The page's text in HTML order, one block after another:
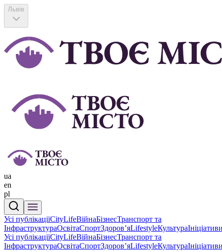
Львів
ua
en
pl
Усі публікаціїCityLifeВійнаБізнесТранспорт та
ІнфраструктураОсвітаСпортЗдоровʼяLifestyleКультура
Усі публікаціїCityLifeВійнаБізнесТранспорт та
ІнфраструктураОсвітаСпортЗдоровʼяLifestyleКультура